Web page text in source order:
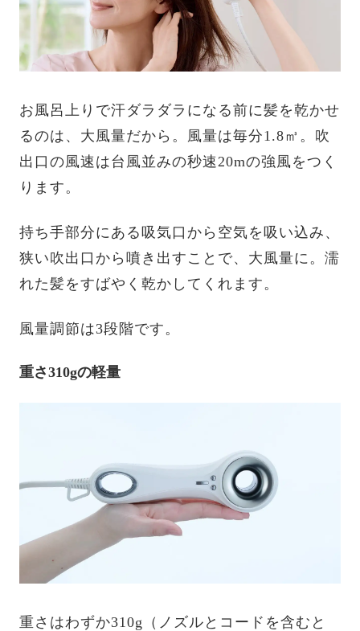
お風呂上りで汗ダラダラになる前に髪を乾かせ
るのは、大風量だから。風量は毎分1.8㎥。吹
出口の風速は台風並みの秒速20mの強風をつく
ります。
持ち手部分にある吸気口から空気を吸い込み、
狭い吹出口から噴き出すことで、大風量に。濡
れた髪をすばやく乾かしてくれます。
風量調節は3段階です。
重さ310gの軽量
重さはわずか310g（ノズルとコードを含むと